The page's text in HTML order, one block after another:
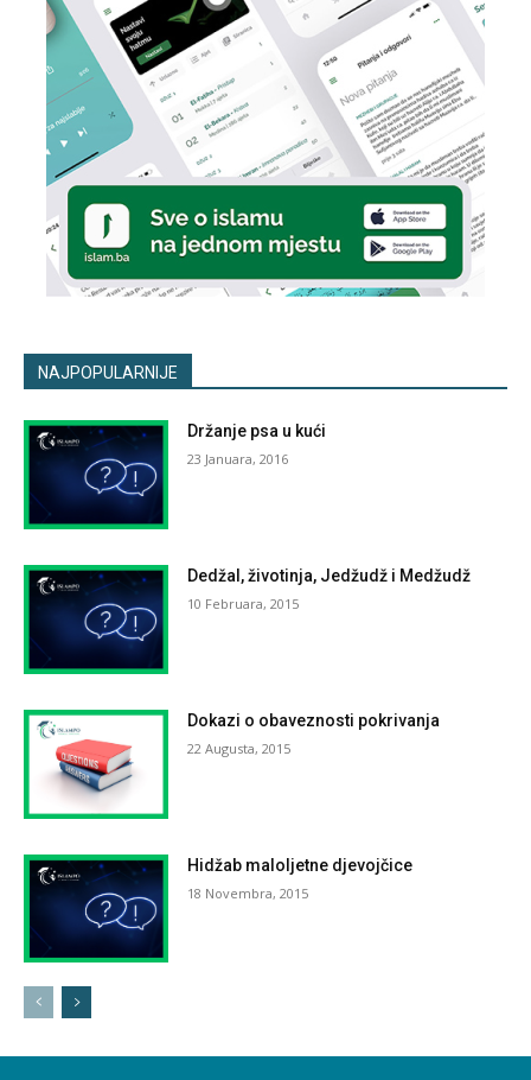
NAJPOPULARNIJE
Držanje psa u kući
23 Januara, 2016
Dedžal, životinja, Jedžudž i Medžudž
10 Februara, 2015
Dokazi o obaveznosti pokrivanja
22 Augusta, 2015
Hidžab maloljetne djevojčice
18 Novembra, 2015